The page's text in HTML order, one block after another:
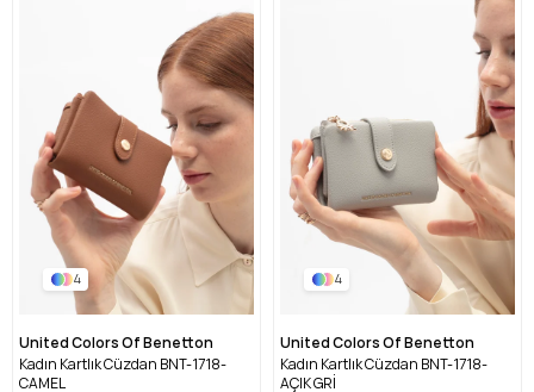
4
United Colors Of Benetton
Kadın Kartlık Cüzdan BNT-1718-
CAMEL
4
United Colors Of Benetton
Kadın Kartlık Cüzdan BNT-1718-
AÇIK GRİ